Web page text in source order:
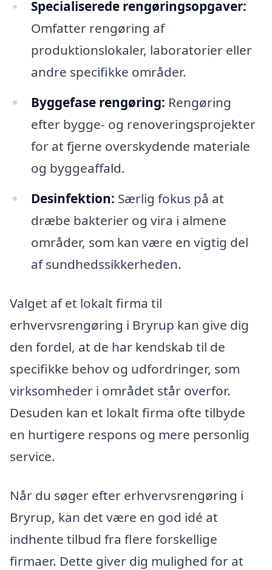
Specialiserede rengøringsopgaver:
Omfatter rengøring af
produktionslokaler, laboratorier eller
andre specifikke områder.
Byggefase rengøring: Rengøring
efter bygge- og renoveringsprojekter
for at fjerne overskydende materiale
og byggeaffald.
Desinfektion: Særlig fokus på at
dræbe bakterier og vira i almene
områder, som kan være en vigtig del
af sundhedssikkerheden.
Valget af et lokalt firma til
erhvervsrengøring i Bryrup kan give dig
den fordel, at de har kendskab til de
specifikke behov og udfordringer, som
virksomheder i området står overfor.
Desuden kan et lokalt firma ofte tilbyde
en hurtigere respons og mere personlig
service.
Når du søger efter erhvervsrengøring i
Bryrup, kan det være en god idé at
indhente tilbud fra flere forskellige
firmaer. Dette giver dig mulighed for at